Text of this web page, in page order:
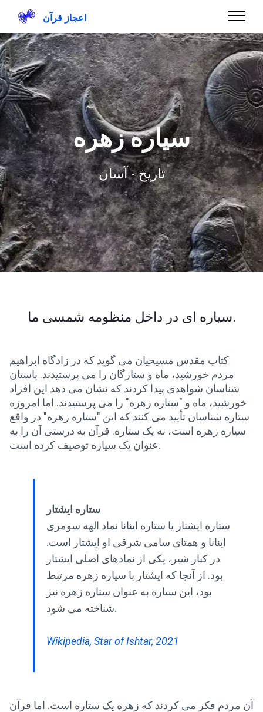
اعجاز قرآن
سیاره زهره
تاریخ - آسان
سیاره ای در داخل منظومه شمسی ما.
کتاب مقدس مسیحیان می گوید که در زادگاه ابراهیم
مردم خورشید، ماه و ستارگان را می پرستیدند. باستان
شناسان شواهدی پیدا کردند که نشان می دهد این افراد
خورشید، ماه و "ستاره زهره" را می پرستیدند. اما امروزه
ستاره شناسان تأیید می کنند که این "ستاره زهره" در واقع
سیاره زهره است، نه یک ستاره. قرآن به درستی آن را به
عنوان یک سیاره توصیف کرده است.
ستاره ایشتار
ستاره ایشتار یا ستاره اینانا نماد الهه سومری
اینانا و همتای سامی شرقی او ایشتار است.
در کنار شیر، یکی از نمادهای اصلی ایشتار
بود. از آنجا که ایشتار با سیاره زهره مرتبط
بود، این ستاره به عنوان ستاره زهره نیز
شناخته می شود.
Wikipedia, Star of Ishtar, 2021
آن مردم فکر می کردند که زهره یک ستاره است. اما قرآن